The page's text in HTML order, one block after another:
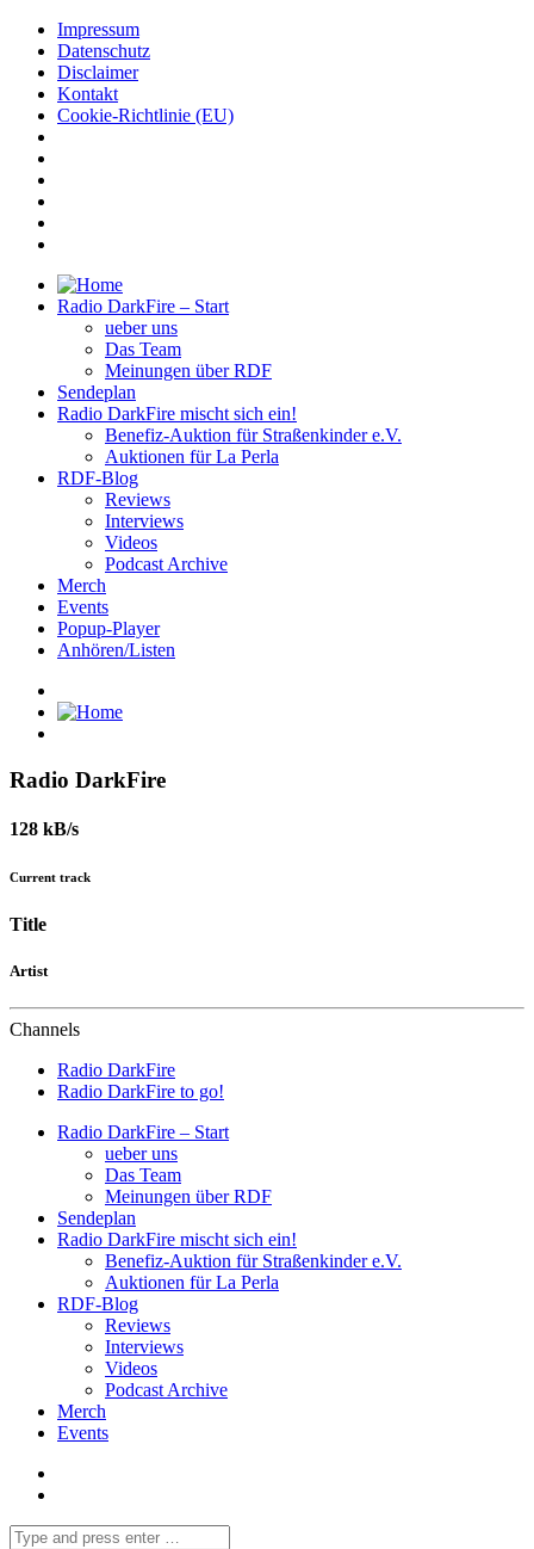
Impressum
Datenschutz
Disclaimer
Kontakt
Cookie-Richtlinie (EU)
Radio DarkFire – Start
ueber uns
Das Team
Meinungen über RDF
Sendeplan
Radio DarkFire mischt sich ein!
Benefiz-Auktion für Straßenkinder e.V.
Auktionen für La Perla
RDF-Blog
Reviews
Interviews
Videos
Podcast Archive
Merch
Events
Popup-Player
Anhören/Listen
Radio DarkFire
128 kB/s
Current track
Title
Artist
Channels
Radio DarkFire
Radio DarkFire to go!
Radio DarkFire – Start
ueber uns
Das Team
Meinungen über RDF
Sendeplan
Radio DarkFire mischt sich ein!
Benefiz-Auktion für Straßenkinder e.V.
Auktionen für La Perla
RDF-Blog
Reviews
Interviews
Videos
Podcast Archive
Merch
Events